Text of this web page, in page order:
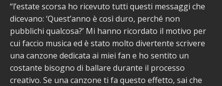
“l’estate scorsa ho ricevuto tutti questi messaggi che
dicevano: ‘Quest’anno è così duro, perché non
pubblichi qualcosa?’ Mi hanno ricordato il motivo per
cui faccio musica ed è stato molto divertente scrivere
una canzone dedicata ai miei fan e ho sentito un
costante bisogno di ballare durante il processo
creativo. Se una canzone ti fa questo effetto, sai che